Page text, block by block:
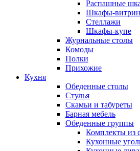
Распашные
Шкафы-
Стеллажи
Шкафы-купе
Журнальные столы
Комоды
Полки
Прихожие
Кухня
Обеденные столы
Стулья
Скамьи и табуреты
Барная мебель
Обеденные группы
Комплекты из
Кухонные